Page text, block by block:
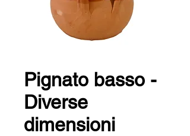
Pignato basso -
Diverse
dimensioni